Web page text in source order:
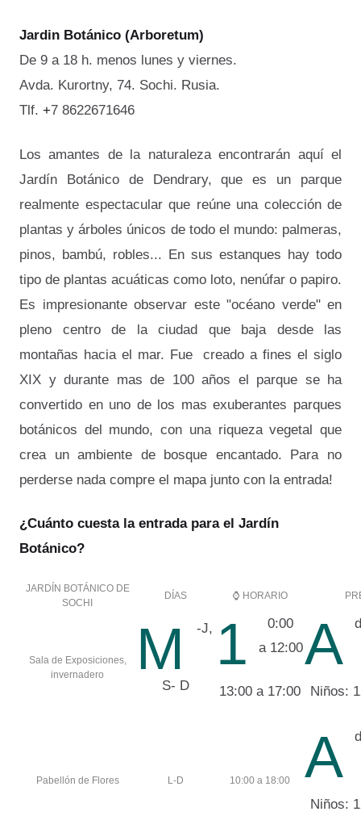
Jardin Botánico (Arboretum)
De 9 a 18 h. menos lunes y viernes.
Avda. Kurortny, 74. Sochi. Rusia.
Tlf. +7 8622671646
Los amantes de la naturaleza encontrarán aquí el
Jardín Botánico de Dendrary, que es un parque
realmente espectacular que reúne una colección de
plantas y árboles únicos de todo el mundo: palmeras,
pinos, bambú, robles... En sus estanques hay todo
tipo de plantas acuáticas como loto, nenúfar o papiro.
Es impresionante observar este "océano verde" en
pleno centro de la ciudad que baja desde las
montañas hacia el mar. Fue creado a fines el siglo
XIX y durante mas de 100 años el parque se ha
convertido en uno de los mas exuberantes parques
botánicos del mundo, con una riqueza vegetal que
crea un ambiente de bosque encantado. Para no
perderse nada compre el mapa junto con la entrada!
¿Cuánto cuesta la entrada para el Jardín
Botánico?
JARDÍN BOTÁNICO DE
SOCHI
DÍAS ⌚ HORARIO
Sala de Exposiciones,
invernadero
M -J,
S- D
1
0:00
a 12:00
13:00 a 17:00
A
Niños:
Pabellón de Flores L-D 10:00 a 18:00 A
Niños: